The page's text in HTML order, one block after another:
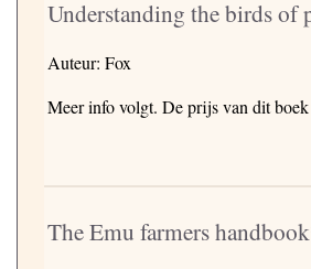
Understanding the birds of
Auteur: Fox
Meer info volgt. De prijs van dit
The Emu farmers